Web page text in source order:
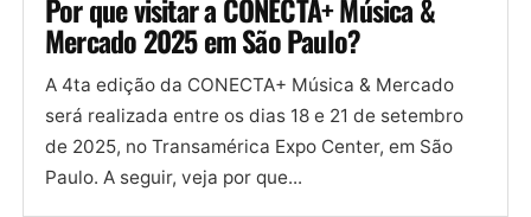
Por que visitar a CONECTA+ Música &
Mercado 2025 em São Paulo?
A 4ta edição da CONECTA+ Música & Mercado
será realizada entre os dias 18 e 21 de setembro
de 2025, no Transamérica Expo Center, em São
Paulo. A seguir, veja por que...